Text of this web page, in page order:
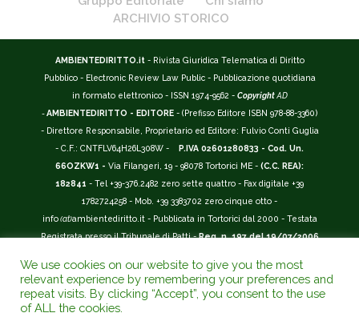
ARCHIVIO STORICO
AMBIENTEDIRITTO.it - Rivista Giuridica Telematica di Diritto
Pubblico - Electronic Review Law Public - Pubblicazione quotidiana
in formato elettronico - ISSN 1974-9562 - Copyright AD
-AMBIENTEDIRITTO - EDITORE - (Prefisso Editore ISBN 978-88-3360)
- Direttore Responsabile, Proprietario ed Editore: Fulvio Conti Guglia
- C.F.: CNTFLV64H26L308W -
P.IVA 02601280833 - Cod. Un.
66OZKW1 - Via Filangeri, 19 - 98078 Tortorici ME - (C.C. REA):
182841 - Tel +39-376.2482 zero sette quattro - Fax digitale +39
1782724258 - Mob. +39 3383702 zero cinque otto -
info(at)ambientediritto.it - Pubblicata in Tortorici dal 2000 - Testata
Registrata presso il Tribunale di Patti -Reg. n. 197 del 19/07/2006
__________
La Rivista Giuridica AMBIENTEDIRITTO.IT ISSN 1974-9562
riconosciuta ed inserita nell'Area 12 - (
We use cookies on our website to give you the most
relevant experience by remembering your preferences and
repeat visits. By clicking “Accept”, you consent to the use
of ALL the cookies.